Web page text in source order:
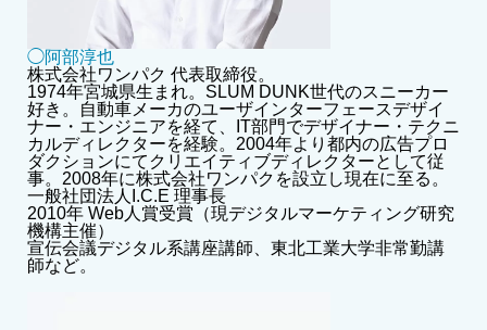
◯阿部淳也
株式会社ワンパク 代表取締役。
1974年宮城県生まれ。SLUM DUNK世代のスニーカー
好き。自動車メーカのユーザインターフェースデザイ
ナー・エンジニアを経て、IT部門でデザイナー・テクニ
カルディレクターを経験。2004年より都内の広告プロ
ダクションにてクリエイティブディレクターとして従
事。2008年に株式会社ワンパクを設立し現在に至る。
一般社団法人I.C.E 理事長
2010年 Web人賞受賞（現デジタルマーケティング研究
機構主催）
宣伝会議デジタル系講座講師、東北工業大学非常勤講
師など。